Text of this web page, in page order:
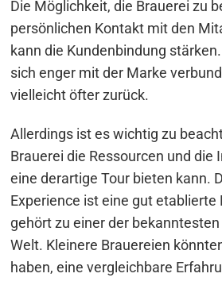
Die Möglichkeit, die Brauerei zu
persönlichen Kontakt mit den
kann die Kundenbindung
sich enger mit der Marke
vielleicht öfter zurück.
Allerdings ist es wichtig zu
Brauerei die Ressourcen und die
eine derartige Tour bieten kann.
Experience ist eine gut etablierte
gehört zu einer der
Welt. Kleinere Brauereien
haben, eine vergleichbare